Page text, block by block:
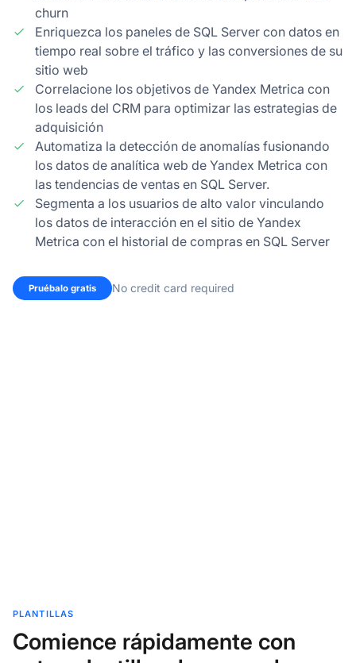
churn
Enriquezca los paneles de SQL Server con datos en
tiempo real sobre el tráfico y las conversiones de su
sitio web
Correlacione los objetivos de Yandex Metrica con
los leads del CRM para optimizar las estrategias de
adquisición
Automatiza la detección de anomalías fusionando
los datos de analítica web de Yandex Metrica con
las tendencias de ventas en SQL Server.
Segmenta a los usuarios de alto valor vinculando
los datos de interacción en el sitio de Yandex
Metrica con el historial de compras en SQL Server
Pruébalo gratis No credit card required
PLANTILLAS
Comience rápidamente con